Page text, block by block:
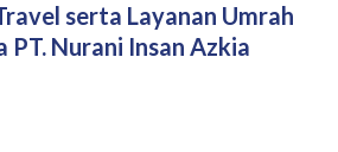
serta Layanan Umrah
PT. Nurani Insan Azkia